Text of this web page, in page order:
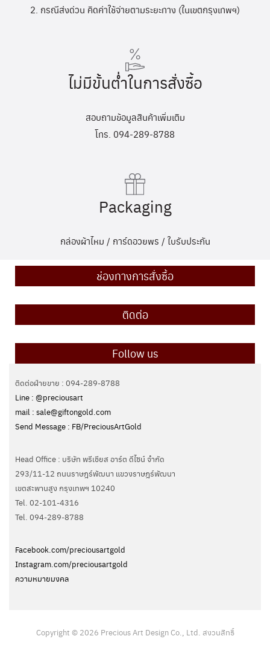
2. กรณีส่งด่วน คิดค่าใช้จ่ายตามระยะทาง (ในเขตกรุงเทพฯ)
ไม่มีขั้นต่ำในการสั่งซื้อ
สอบถามข้อมูลสินค้าเพิ่มเติม
โทร. 094-289-8788
Packaging
กล่องผ้าไหม / การ์ดอวยพร / ใบรับประกัน
ช่องทางการสั่งซื้อ
ติดต่อ
Follow us
ติดต่อฝ่ายขาย : 094-289-8788
Line : @preciousart
mail : sale@giftongold.com
Send Message : FB/PreciousArtGold
Head Office : บริษัท พรีเชียส อาร์ต ดีไซน์ จำกัด
293/11-12 ถนนราษฎร์พัฒนา แขวงราษฎร์พัฒนา
เขตสะพานสูง กรุงเทพฯ 10240
Tel. 02-101-4316
Tel. ‭094-289-8788‬
Facebook.com/preciousartgold
Instagram.com/preciousartgold
ความหมายมงคล
Copyright © 2026 Precious Art Design Co., Ltd. สงวนสิทธิ์